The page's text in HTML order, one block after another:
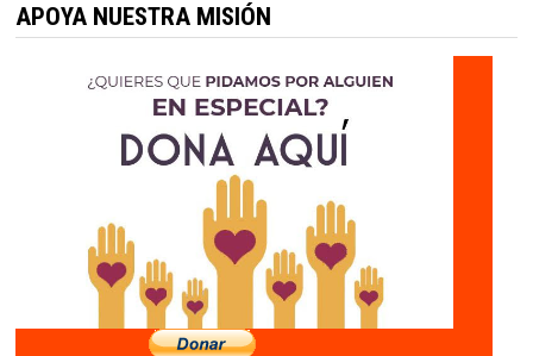
APOYA NUESTRA MISIÓN